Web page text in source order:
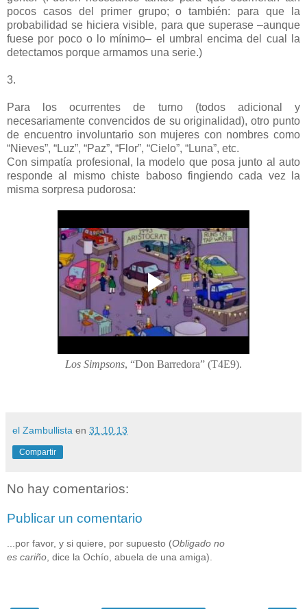
pocos casos del primer grupo; o también: para que la
probabilidad se hiciera visible, para que superase –aunque
fuese por poco o lo mínimo– el umbral encima del cual la
detectamos porque armamos una serie.)
3.
Para los ocurrentes de turno (todos adicional y
necesariamente convencidos de su originalidad), otro punto
de encuentro involuntario son mujeres con nombres como
“Nieves”, “Luz”, “Paz”, “Flor”, “Cielo”, “Luna”, etc.
Con simpatía profesional, la modelo que posa junto al auto
responde al mismo chiste baboso fingiendo cada vez la
misma sorpresa pudorosa:
Los Simpsons, “Don Barredora” (T4E9).
el Zambullista en 31.10.13
Compartir
No hay comentarios:
Publicar un comentario
...por favor, y si quiere, por supuesto (Obligado no
es cariño , dice la Ochío, abuela de una amiga).